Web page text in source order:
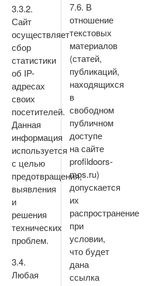
3.3.2.
Сайт
осуществляет
сбор
статистики
об IP-
адресах
своих
посетителей.
Данная
информация
используется
с целью
предотвращения,
выявления
и
решения
технических
проблем.
3.4.
Любая
7.6. В
отношение
текстовых
материалов
(статей,
публикаций,
находящихся
в
свободном
публичном
доступе
на сайте
profildoors-
mos.ru)
допускается
их
распространение
при
условии,
что будет
дана
ссылка